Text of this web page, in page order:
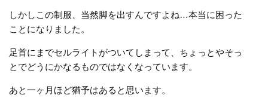
しかしこの制服、当然脚を出すんですよね…本当に困った
ことになりました。
足首にまでセルライトがついてしまって、ちょっとやそっ
とでどうにかなるものではなくなっています。
あと一ヶ月ほど猶予はあると思います。